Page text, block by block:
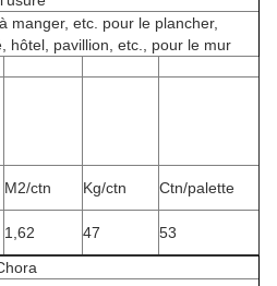
manger, etc. pour le plancher,
hôtel, pavillion, etc., pour le mur
M2/ctn Kg/ctn
Ctn/palette
1,62 47
53